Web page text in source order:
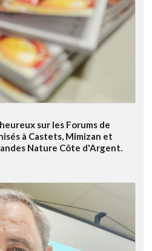
sur les Forums de
à Castets, Mimizan et
Nature Côte d'Argent.